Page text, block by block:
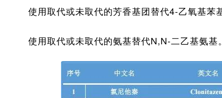
使用取代或未取代的芳香基团替代4-乙氧基苯
使用取代或未取代的氨基替代N,N-二乙基氨基